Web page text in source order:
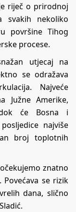
riječ o prirodnoj
svakih nekoliko
površine Tihog
procese.
utjecaj na
se odražava
Najveće
Južne Amerike,
će Bosna i
najviše
broj toplotnih
znatno
se rizik
dana, slično